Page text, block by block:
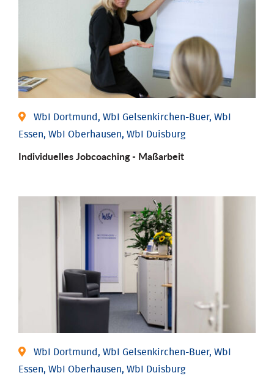
WbI Dortmund, WbI Gelsenkirchen-Buer, WbI
Essen, WbI Oberhausen, WbI Duisburg
Individu­elles Job­coaching - Maßarbeit
WbI Dortmund, WbI Gelsenkirchen-Buer, WbI
Essen, WbI Oberhausen, WbI Duisburg